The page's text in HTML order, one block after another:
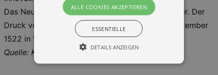
Das Neue Testament, übersetzt von Martin Luther. Der
Druck von Melchior Lotter d. J. erscheint im September
1522 in Wittenberg in rund 3.000 Exemplaren.
Quelle: Kulturkalender Dresden
ALLE COOKIES AKZEPTIEREN
ESSENTIELLE
DETAILS ANZEIGEN